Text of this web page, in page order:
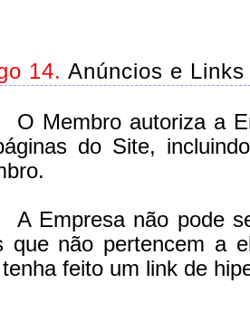
14. Anúncios e Links
O Membro autoriza a
do Site,
A Empresa não pode
que não pertencem a
feito um link de